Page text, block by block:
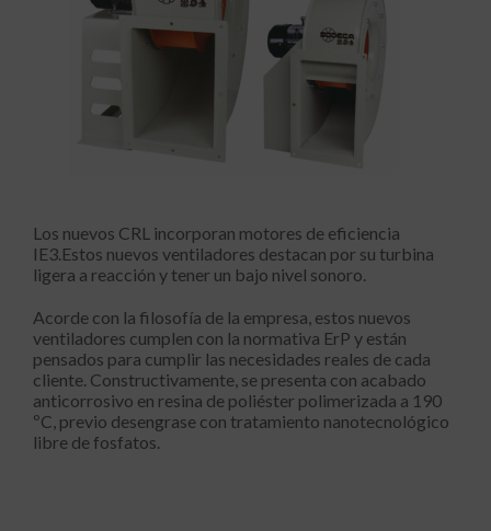
Los nuevos CRL incorporan motores de eficiencia
IE3.Estos nuevos ventiladores destacan por su turbina
ligera a reacción y tener un bajo nivel sonoro.
Acorde con la filosofía de la empresa, estos nuevos
ventiladores cumplen con la normativa ErP y están
pensados para cumplir las necesidades reales de cada
cliente. Constructivamente, se presenta con acabado
anticorrosivo en resina de poliéster polimerizada a 190
ºC, previo desengrase con tratamiento nanotecnológico
libre de fosfatos.